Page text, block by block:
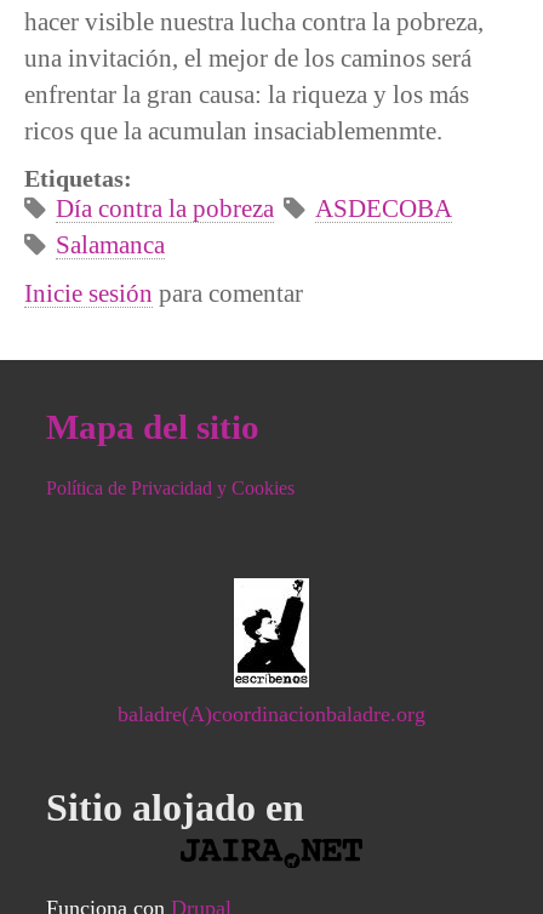
hacer visible nuestra lucha contra la pobreza,
una invitación, el mejor de los caminos será
enfrentar la gran causa: la riqueza y los más
ricos que la acumulan insaciablemenmte.
Etiquetas:
Día contra la pobreza
ASDECOBA
Salamanca
Inicie sesión para comentar
Mapa del sitio
Política de Privacidad y Cookies
baladre(A)coordinacionbaladre.org
Sitio alojado en
Funciona con Drupal